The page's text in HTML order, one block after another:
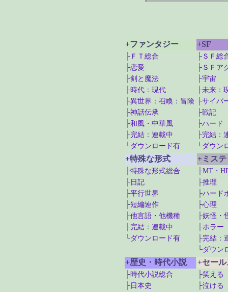
+ファンタジー +SF
├ＦＴ総合 ├ＳＦ総
├恋愛 ├ＳＦア
├剣と魔法 ├宇宙
├時代： 現代 ├未来：
├異世界 ： 召喚 ： 冒険 ├サイバ
├神話伝承 ├戦記
├和風・中華風 ├ハード
├完結： 連載中 ├完結：
└ダウンロード有 └ダウン
+特殊な形式 +ミス
├特殊な形式総合 ├MT・
├日記 ├推理
├平行世界 ├ハード
├短編連作 ├心理
├他言語・他機種 ├妖怪・
├完結： 連載中 ├ホラー
└ダウンロード有 ├完結：
└ダウン
+歴史・時代小説 +セー
├時代小説総合 ├笑える
├日本史 ├泣ける